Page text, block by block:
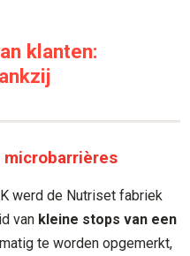
klanten:
werd de Nutriset fabriek
van kleine stops van een
te worden opgemerkt,